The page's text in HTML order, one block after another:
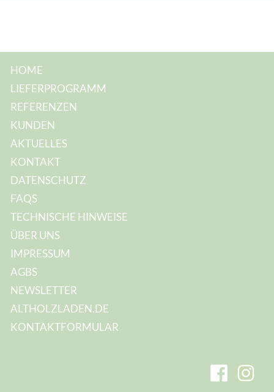
A
e
s
s
e
HOME
LIEFERPROGRAMM
REFERENZEN
KUNDEN
AKTUELLES
KONTAKT
DATENSCHUTZ
FAQS
TECHNISCHE HINWEISE
ÜBER UNS
IMPRESSUM
AGBS
NEWSLETTER
ALTHOLZLADEN.DE
KONTAKTFORMULAR